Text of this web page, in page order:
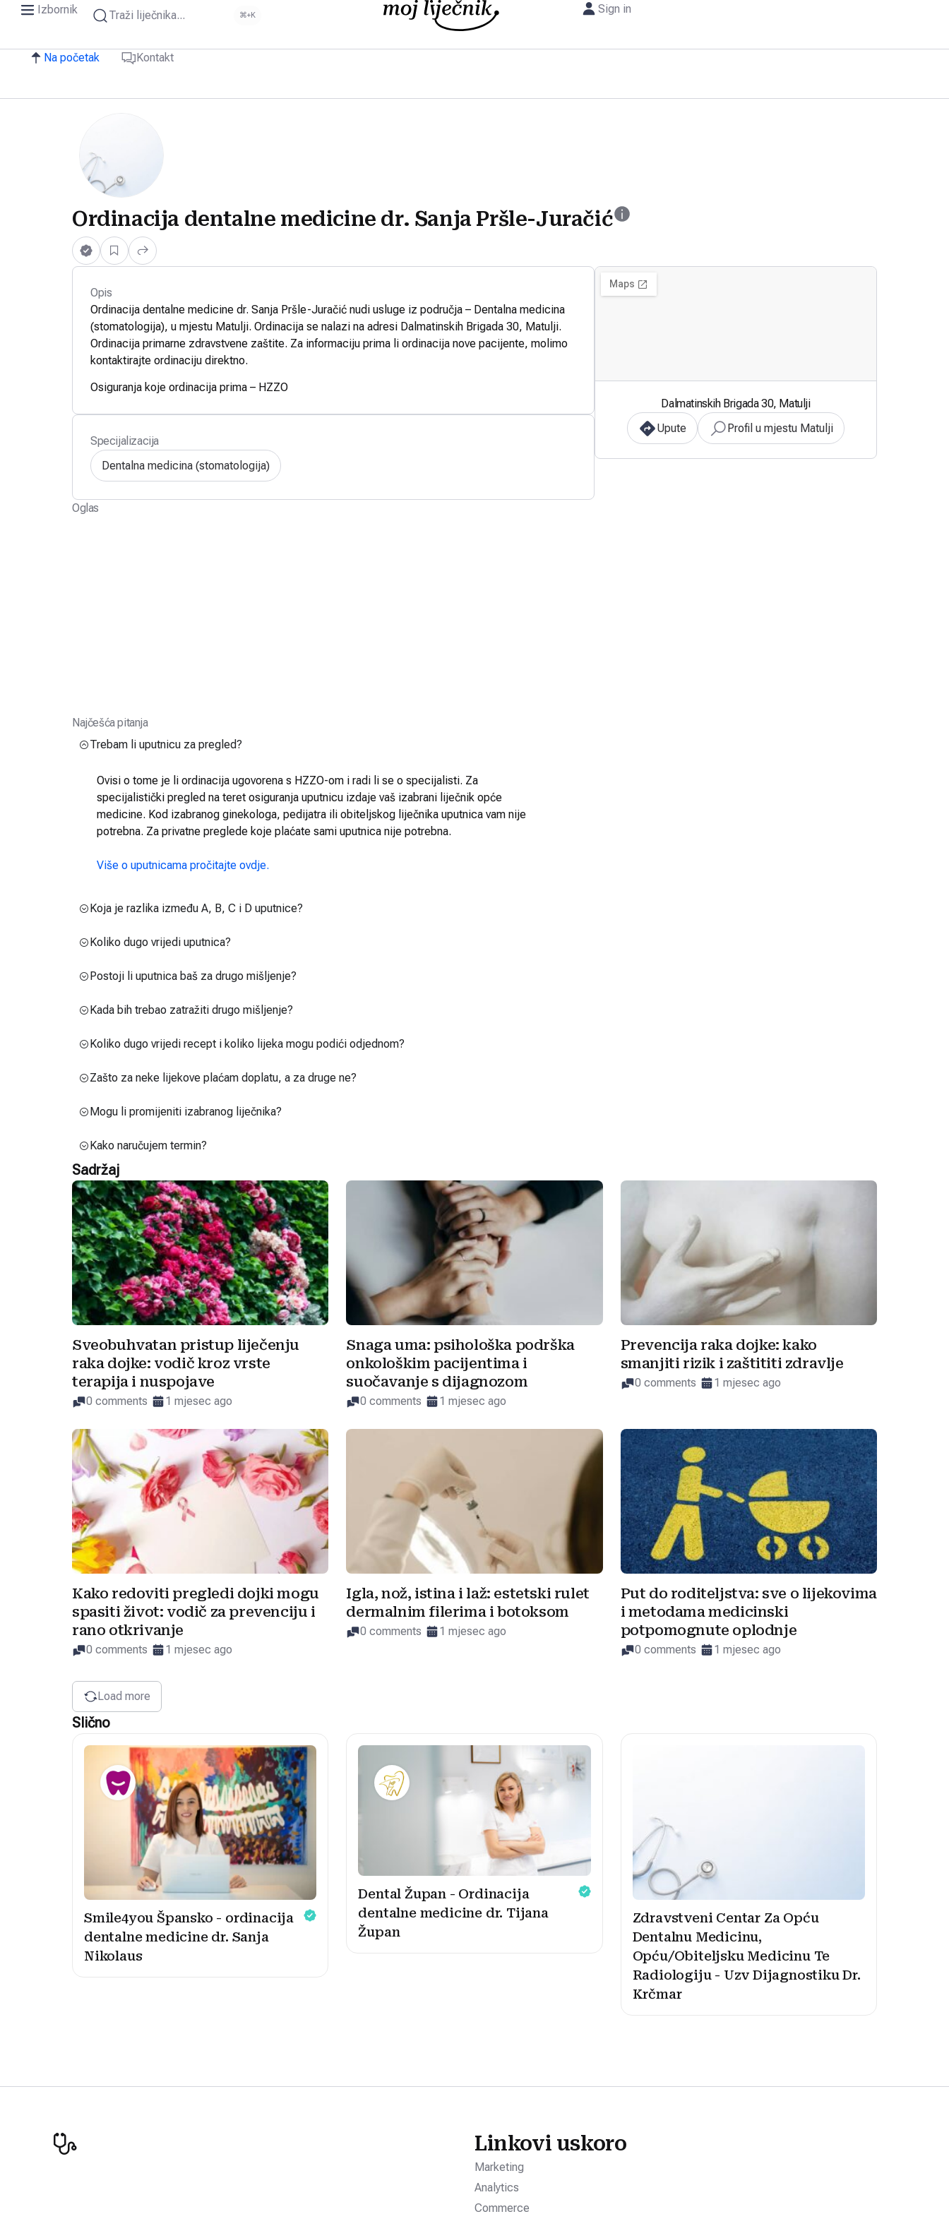
Izbornik Traži liječnika... ⌘+K Sign in
Na početak Kontakt
Ordinacija dentalne medicine dr. Sanja Pršle-Juračić
Opis
Ordinacija dentalne medicine dr. Sanja Pršle-Juračić nudi usluge iz područja – Dentalna medicina
(stomatologija), u mjestu Matulji. Ordinacija se nalazi na adresi Dalmatinskih Brigada 30, Matulji.
Ordinacija primarne zdravstvene zaštite. Za informaciju prima li ordinacija nove pacijente, molimo
kontaktirajte ordinaciju direktno.
Osiguranja koje ordinacija prima – HZZO
Specijalizacija
Dentalna medicina (stomatologija)
Oglas
Dalmatinskih Brigada 30, Matulji
Upute
Profil u mjestu Matulji
Najčešća pitanja
Trebam li uputnicu za pregled?
Ovisi o tome je li ordinacija ugovorena s HZZO-om i radi li se o specijalisti. Za
specijalistički pregled na teret osiguranja uputnicu izdaje vaš izabrani liječnik opće
medicine. Kod izabranog ginekologa, pedijatra ili obiteljskog liječnika uputnica vam nije
potrebna. Za privatne preglede koje plaćate sami uputnica nije potrebna.
Više o uputnicama pročitajte ovdje.
Koja je razlika između A, B, C i D uputnice?
Koliko dugo vrijedi uputnica?
Postoji li uputnica baš za drugo mišljenje?
Kada bih trebao zatražiti drugo mišljenje?
Koliko dugo vrijedi recept i koliko lijeka mogu podići odjednom?
Zašto za neke lijekove plaćam doplatu, a za druge ne?
Mogu li promijeniti izabranog liječnika?
Kako naručujem termin?
Sadržaj
Sveobuhvatan pristup liječenju
raka dojke: vodič kroz vrste
terapija i nuspojave
0 comments 1 mjesec ago
Snaga uma: psihološka podrška
onkološkim pacijentima i
suočavanje s dijagnozom
0 comments 1 mjesec ago
Prevencija raka dojke: kako
smanjiti rizik i zaštititi zdravlje
0 comments 1 mjesec ago
Kako redoviti pregledi dojki mogu
spasiti život: vodič za prevenciju i
rano otkrivanje
0 comments 1 mjesec ago
Igla, nož, istina i laž: estetski rulet
dermalnim filerima i botoksom
0 comments 1 mjesec ago
Put do roditeljstva: sve o lijekovima
i metodama medicinski
potpomognute oplodnje
0 comments 1 mjesec ago
Load more
Slično
Smile4you Špansko - ordinacija
dentalne medicine dr. Sanja
Nikolaus
Dental Župan - Ordinacija
dentalne medicine dr. Tijana
Župan
Zdravstveni Centar Za Opću
Dentalnu Medicinu,
Opću/Obiteljsku Medicinu Te
Radiologiju - Uzv Dijagnostiku Dr.
Krčmar
Linkovi uskoro
Marketing
Analytics
Commerce